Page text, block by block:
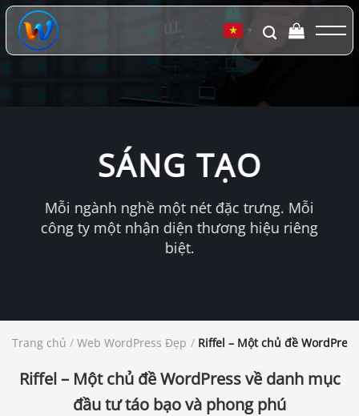
Chuyển
đến
dung
▼
SÁNG TẠO
Mỗi ngành nghề một nét đặc trưng. Mỗi
công ty một nhận diện thương hiệu riêng
biệt.
Trang chủ / Web WordPress Đẹp / Riffel – Một chủ đề
Riffel – Một chủ đề WordPress về danh mục
đầu tư táo bạo và phong phú